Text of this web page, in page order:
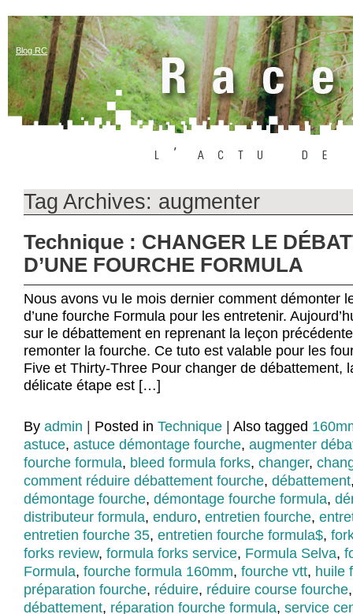
Blog RC
Tag Archives: augmenter
Technique : CHANGER LE
D’UNE FOURCHE FORMULA
Nous avons vu le mois dernier comment démonter
d’une fourche Formula pour les entretenir.
sur le débattement en reprenant la leçon
remonter la fourche. Ce tuto est valable pour les
Five et Thirty-Three Pour changer de débattement,
délicate étape est […]
By admin Posted in Technique Also tagged
astuce, astuce démontage fourche, augmenter
fourche formula, bleed formula forks, changer,
comment réduire débattement fourche, débattement
démontage fourche, démontage fourche formula,
distributeur formula, enduro, entretien fourche,
entretien fourche 35, entretien fourche formula$,
forks review, formula forks service, Formula Selva,
Formula, fourche formula 160mm, fourche vtt, huile
préparation fourche, réduire, réduire course fourche
débattement, réparation fourche formula, service